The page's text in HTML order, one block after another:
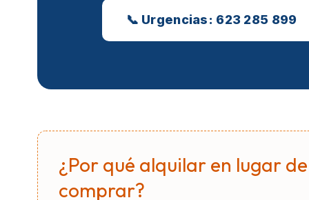
📞 Urgencias: 623 285 899
¿Por qué alquilar en lugar de
comprar?